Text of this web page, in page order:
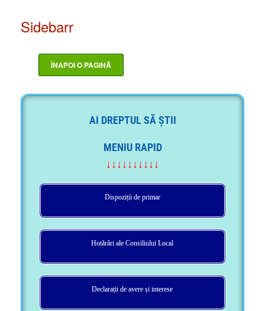
Sidebarr
AI DREPTUL SĂ ȘTII
MENIU RAPID
↓↓↓↓↓↓↓↓↓↓
Dispoziții de primar
Hotărâri ale Consiliului Local
Declarații de avere și interese